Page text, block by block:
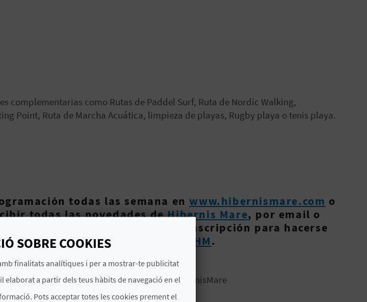
complementarias como Rutas de Paddel Surf, Ruta de Nordic Walking,
Point, Ruta de Marcha Acuática, limpieza de playas, Rugby playa o tenis playa.
todas las semana enwww.hibernismare.com o
todas las novedades deHibernis Mare, por email o
el siguiente formulario de inscripción para hacerse
"Follower"www.bit.ly/AltaHM.
FacebookyTwittercon el hashtag #HibernisMare
SOBRE COOKIES
finalitats analítiques i per a mostrar-te publicitat
elaborat a partir dels teus hàbits de navegació en el
Pots acceptar totes les cookies prement el